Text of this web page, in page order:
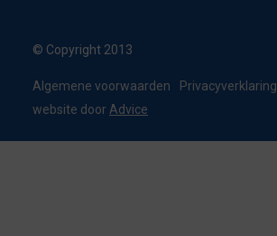
© Copyright 2013
Algemene voorwaarden
Privacyverklaring
website door Advice